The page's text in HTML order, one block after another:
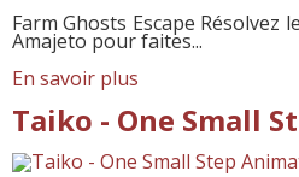
Farm Ghosts Escape Résolvez
Amajeto pour faites...
En savoir plus
Taiko - One Small